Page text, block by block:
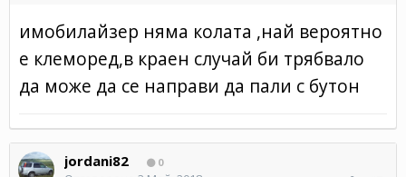
имобилайзер няма колата ,най вероятно
е клеморед,в краен случай би трябвало
да може да се направи да пали с бутон
jordani82 0